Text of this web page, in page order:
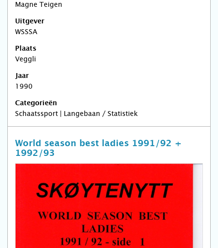
Magne Teigen
Uitgever
WSSSA
Plaats
Veggli
Jaar
1990
Categorieën
Schaatssport | Langebaan / Statistiek
World season best ladies 1991/92 +
1992/93